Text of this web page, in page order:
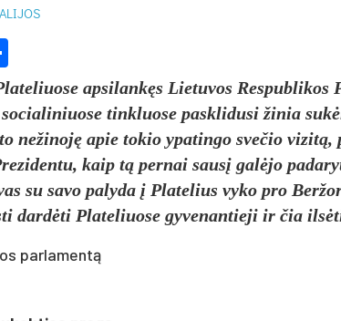
ap­si­lankęs Lie­tu­vos Res­pub­li­kos
tink­luo­se pa­skli­du­si ži­nia
ne­ži­noję apie to­kio ypa­tin­go sve­čio vi­zitą,
kaip tą per­nai sausį galė­jo
su sa­vo pa­ly­da į Pla­te­lius vy­ko pro
dardė­ti Pla­te­liuo­se gy­ve­nan­tie­ji ir čia
parlamentą